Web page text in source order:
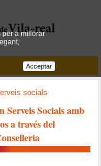
socials
Serveis Socials amb
a través del
per a millorar
Acceptar